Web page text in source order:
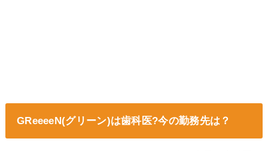
GReeeeN(グリーン)は歯科医?今の勤務先は？